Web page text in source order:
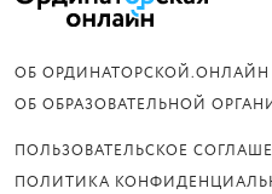
ОБ ОРДИНАТОРСКОЙ.ОНЛАЙН
ОБ ОБРАЗОВАТЕЛЬНОЙ
ПОЛЬЗОВАТЕЛЬСКОЕ
ПОЛИТИКА